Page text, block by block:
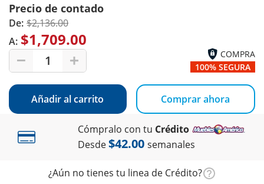
Precio de contado
De: $2,136.00
A: $1,709.00
1
COMPRA
100% SEGURA
Añadir al carrito Comprar ahora
Cómpralo con tu Crédito
Desde$42.00 semanales
¿Aún no tienes tu linea de Crédito?